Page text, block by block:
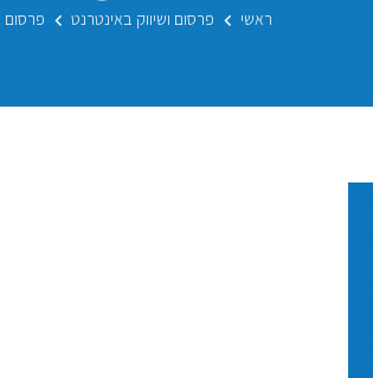
ראשי פרסום ושיווק באינטרנט פרסום